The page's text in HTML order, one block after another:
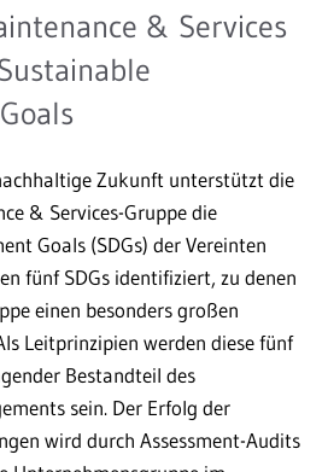
& Services
Zukunft unterstützt die
& Services-Gruppe die
Goals (SDGs) der Vereinten
fünf SDGs identifiziert, zu denen
einen besonders großen
Leitprinzipien werden diese fünf
Bestandteil des
sein. Der Erfolg der
wird durch Assessment-Audits